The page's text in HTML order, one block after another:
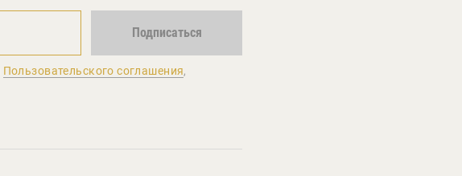
Подписаться
Пользовательского соглашения,